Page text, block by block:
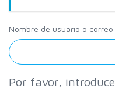
Nombre de usuario o
Por favor,